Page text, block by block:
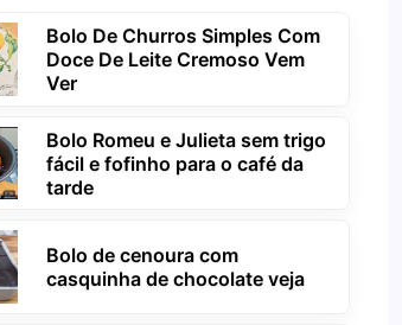
Bolo De Churros Simples Com
Doce De Leite Cremoso Vem
Ver
Bolo Romeu e Julieta sem trigo
fácil e fofinho para o café da
tarde
Bolo de cenoura com
casquinha de chocolate veja